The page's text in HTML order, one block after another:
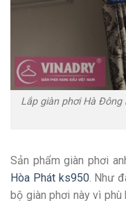
Lắp giàn phơi Hà Đông
Sản phẩm giàn phơi
Hòa Phát ks950. Như
bộ giàn phơi này vì